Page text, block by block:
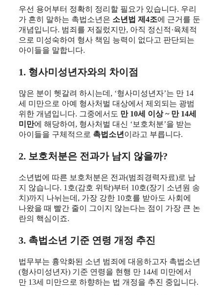
우선 용어부터 정확히 정리할 필요가 있습니다. 우리
가 흔히 말하는 촉법소년은 소년법 제4조에 근거를 둔
개념입니다. 범죄를 저질렀지만, 아직 정신적·육체적
으로 미성숙하여 형사 책임 능력이 없다고 판단되는
아이들을 말합니다.
1. 형사미성년자와의 차이점
많은 분이 헷갈려 하시는데, ‘형사미성년자’는 만 14
세 미만으로 아예 형사처벌 대상에서 제외되는 광범
위한 개념입니다. 그중에서도 만 10세 이상 ~ 만 14세
미만에 해당하여, 형사처벌 대신 ‘보호처분’을 받는
아이들을 구체적으로 촉법소년 이라고 부릅니다.
2. 보호처분은 전과가 남지 않을까?
소년법에 따른 보호처분은 전과(범죄경력자료)로 남
지 않습니다. 1호(감호 위탁)부터 10호(장기 소년원 송
치)까지 나뉘는데, 가장 강한 10호를 받아도 사회에
나왔을 때 빨간 줄이 그이지 않는다는 점이 가장 큰 논
란의 핵심이죠.
3. 촉법소년 기준 연령 개정 추진
법무부는 흉악화된 소년 범죄에 대응하고자 촉법소년
(형사미성년자) 기준 연령을 현행 만 14세 미만에서
만 13세 미만으로 하향하는 법 개정을 추진 중입니다.